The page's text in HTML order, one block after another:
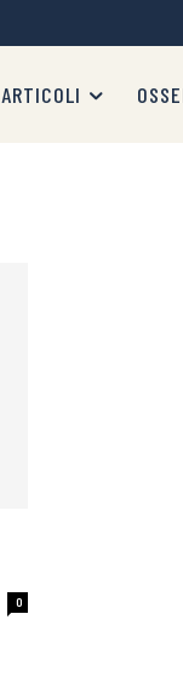
ARTICOLI
0